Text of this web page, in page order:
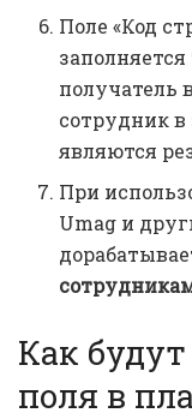
Поле «Код
заполняется
получатель
сотрудник
являются
При
Umag и
Как
поля в